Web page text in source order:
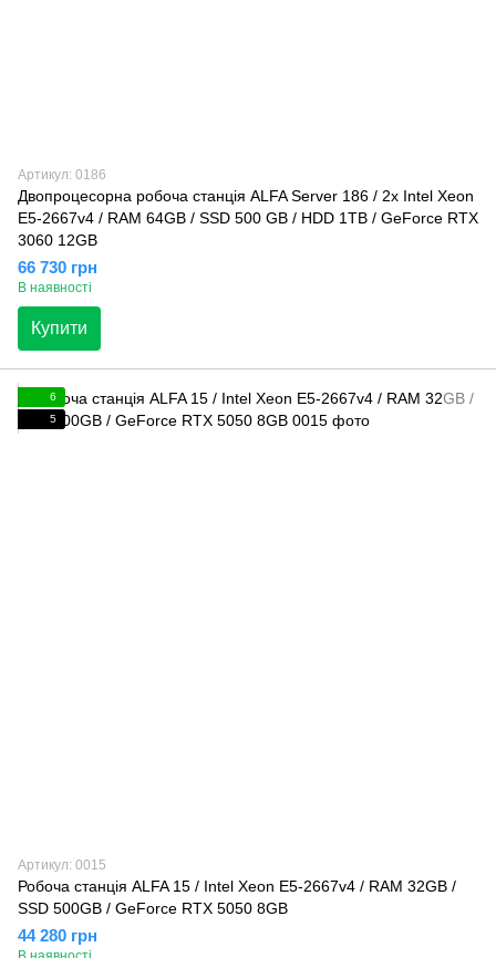
Артикул: 0186
Двопроцесорна робоча станція ALFA Server 186 / 2x Intel Xeon
E5-2667v4 / RAM 64GB / SSD 500 GB / HDD 1TB / GeForce RTX
3060 12GB
66 730 грн
В наявності
Купити
6
5
Артикул: 0015
Робоча станція ALFA 15 / Intel Xeon E5-2667v4 / RAM 32GB /
SSD 500GB / GeForce RTX 5050 8GB
44 280 грн